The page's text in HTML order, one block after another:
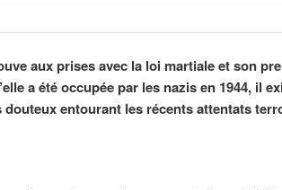
aux prises avec la loi martiale et son
a été occupée par les nazis en 1944, il
entourant les récents attentats